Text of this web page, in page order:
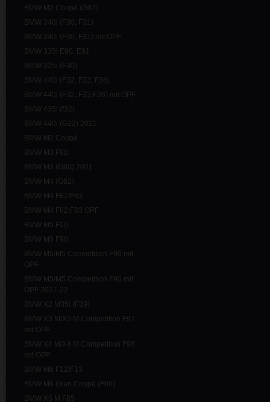
BMW M2 Coupé (G87)
BMW 340i (F30, F31)
BMW 340i (F30, F31) mit OPF
BMW 335i E90, E91
BMW 335i (F30)
BMW 440i (F32, F33, F36)
BMW 440i (F32, F33,F36) mit OPF
BMW 435i (f32)
BMW 440i (G22) 2021
BMW M2 Coupé
BMW M3 F80
BMW M3 (G80) 2021
BMW M4 (G82)
BMW M4 F82/F83
BMW M4 F82,F83 OPF
BMW M5 F10
BMW M5 F90
BMW M5/M5 Competition F90 mit
OPF
BMW M5/M5 Competition F90 mit
OPF 2021-22
BMW X2 M35i (F39)
BMW X3 M/X3 M Competition F97
mit OPF
BMW X4 M/X4 M Competition F98
mit OPF
BMW M6 F12/F13
BMW M6 Gran Coupé (F06)
BMW X5 M F85